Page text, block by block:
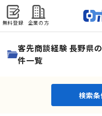
無料登録 企業の方
検索条
客先商談経験 長野県の
件一覧
検索条